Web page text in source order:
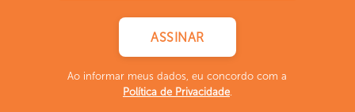
Ao informar meus dados, eu concordo com a
Política de Privacidade.